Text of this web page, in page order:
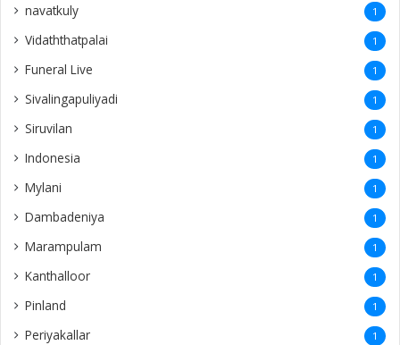
navatkuly 1
Vidaththatpalai 1
Funeral Live 1
Sivalingapuliyadi 1
Siruvilan 1
Indonesia 1
Mylani 1
Dambadeniya 1
Marampulam 1
Kanthalloor 1
Pinland 1
Periyakallar 1